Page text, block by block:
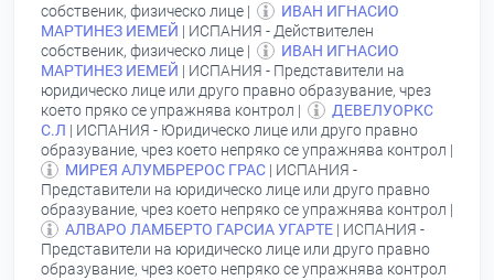
собственик, физическо лице |
ИВАН ИГНАСИО
МАРТИНЕЗ ИЕМЕЙ | ИСПАНИЯ - Действителен
собственик, физическо лице |
ИВАН ИГНАСИО
МАРТИНЕЗ ИЕМЕЙ | ИСПАНИЯ - Представители на
юридическо лице или друго правно образувание, чрез
което пряко се упражнява контрол |
ДЕВЕЛУОРКС
С.Л | ИСПАНИЯ - Юридическо лице или друго правно
образувание, чрез което непряко се упражнява контрол |
МИРЕЯ АЛУМБРЕРОС ГРАС | ИСПАНИЯ -
Представители на юридическо лице или друго правно
образувание, чрез което непряко се упражнява контрол |
АЛВАРО ЛАМБЕРТО ГАРСИА УГАРТЕ | ИСПАНИЯ -
Представители на юридическо лице или друго правно
образувание, чрез което непряко се упражнява контрол